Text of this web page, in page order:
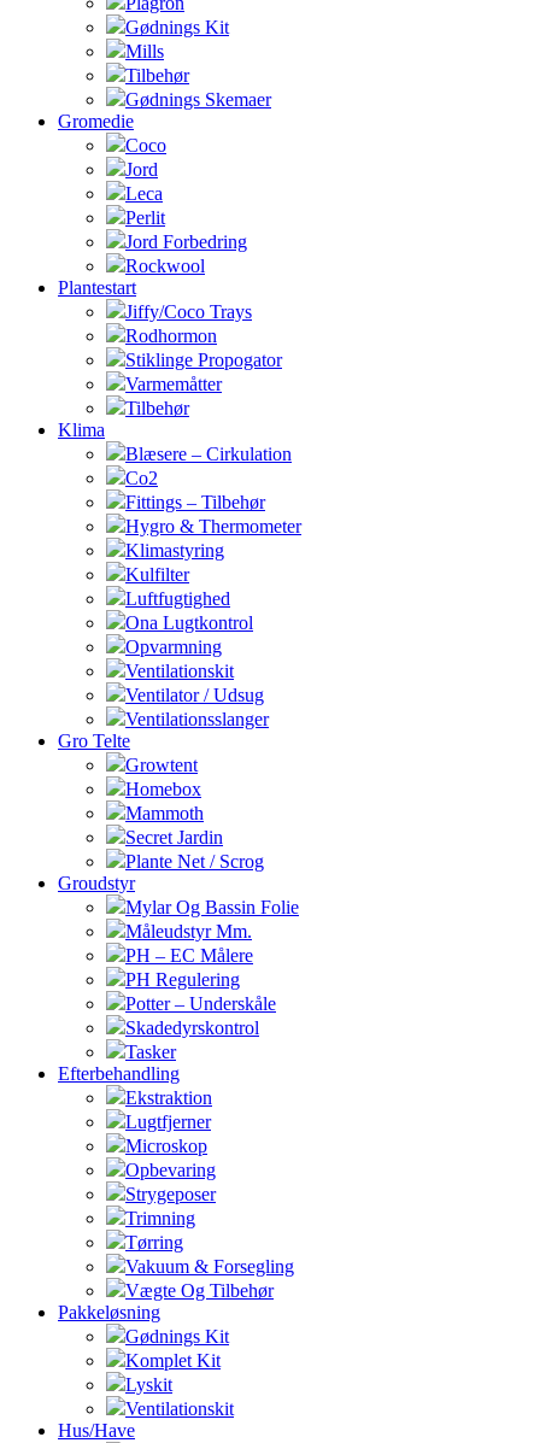
Gødnings Kit
Mills
Tilbehør
Gødnings Skemaer
Gromedie
Coco
Jord
Leca
Perlit
Jord Forbedring
Rockwool
Plantestart
Jiffy/Coco Trays
Rodhormon
Stiklinge Propogator
Varmemåtter
Tilbehør
Klima
Blæsere – Cirkulation
Co2
Fittings – Tilbehør
Hygro & Thermometer
Klimastyring
Kulfilter
Luftfugtighed
Ona Lugtkontrol
Opvarmning
Ventilationskit
Ventilator / Udsug
Ventilationsslanger
Gro Telte
Growtent
Homebox
Mammoth
Secret Jardin
Plante Net / Scrog
Groudstyr
Mylar Og Bassin Folie
Måleudstyr Mm.
PH – EC Målere
PH Regulering
Potter – Underskåle
Skadedyrskontrol
Tasker
Efterbehandling
Ekstraktion
Lugtfjerner
Microskop
Opbevaring
Strygeposer
Trimning
Tørring
Vakuum & Forsegling
Vægte Og Tilbehør
Pakkeløsning
Gødnings Kit
Komplet Kit
Lyskit
Ventilationskit
Hus/Have